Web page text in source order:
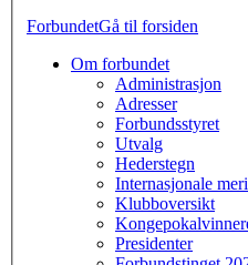
ForbundetGå til forsiden
Om forbundet
Administrasjon
Adresser
Forbundsstyret
Utvalg
Hederstegn
Internasjonale
Klubboversikt
Presidenter